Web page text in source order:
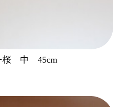
桜 中 45cm